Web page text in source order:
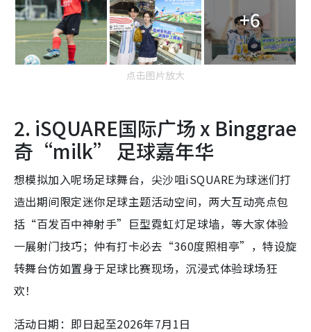
+6
点击图片放大
2. iSQUARE国际广场 x Binggrae
奇“milk” 足球嘉年华
想模拟加入呢场足球舞台，尖沙咀iSQUARE为球迷们打
造出期间限定迷你足球主题活动空间，两大互动亮点包
括“百发百中神射手”巨型霓虹灯足球墙，等大家体验
一展射门技巧；仲有打卡必去“360度照相亭”，特设旋
转舞台仿如置身于足球比赛现场，沉浸式体验球场狂
欢！
活动日期：即日起至2026年7月1日